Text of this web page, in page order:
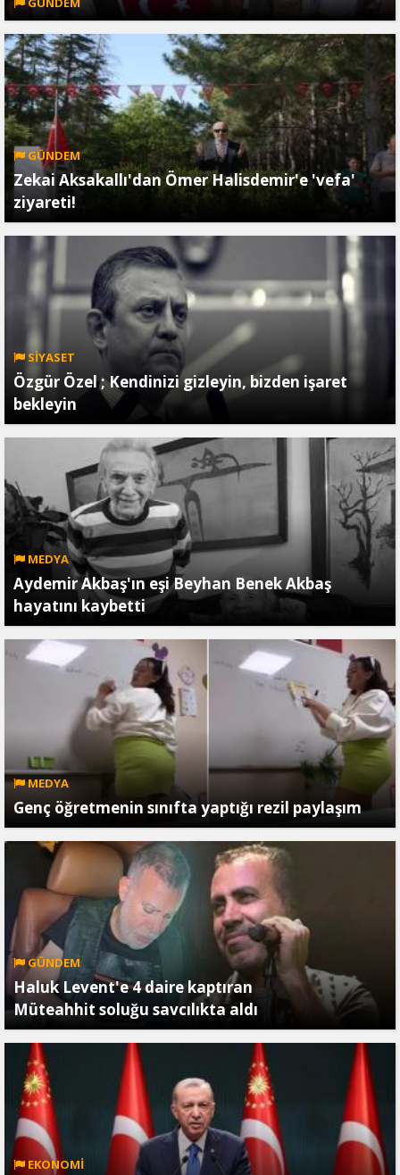
GÜNDEM
Zekai Aksakallı'dan Ömer Halisdemir'e 'vefa'
ziyareti!
SİYASET
Özgür Özel ; Kendinizi gizleyin, bizden işaret
bekleyin
MEDYA
Aydemir Akbaş'ın eşi Beyhan Benek Akbaş
hayatını kaybetti
MEDYA
Genç öğretmenin sınıfta yaptığı rezil paylaşım
GÜNDEM
Haluk Levent'e 4 daire kaptıran
Müteahhit soluğu savcılıkta aldı
EKONOMİ